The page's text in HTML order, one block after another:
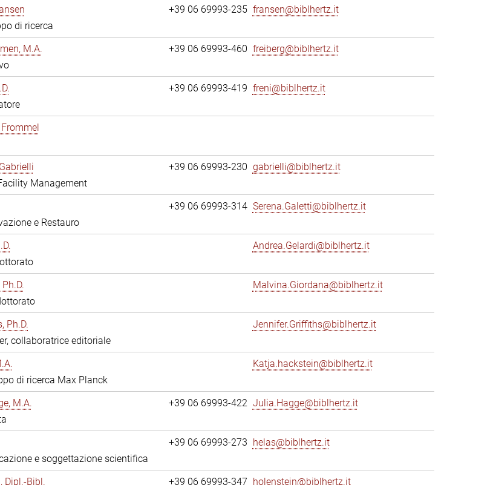
di ricerca
+39 06 69993-235 fransen@biblhertz.it
M.A.
+39 06 69993-460 freiberg@biblhertz.it
+39 06 69993-419 freni@biblhertz.it
Management
+39 06 69993-230 gabrielli@biblhertz.it
e Restauro
+39 06 69993-314 Serena.Galetti@biblhertz.it
Andrea.Gelardi@biblhertz.it
Malvina.Giordana@biblhertz.it
Ph.D.
collaboratrice editoriale
Jennifer.Griffiths@biblhertz.it
di ricerca Max Planck
Katja.hackstein@biblhertz.it
M.A.
+39 06 69993-422 Julia.Hagge@biblhertz.it
e soggettazione scientifica
+39 06 69993-273 helas@biblhertz.it
Dipl.-Bibl. +39 06 69993-347 holenstein@biblhertz.it